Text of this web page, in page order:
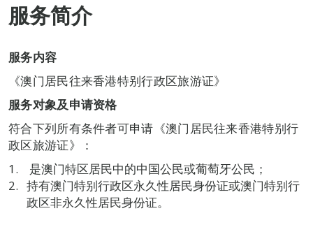
服务简介
服务内容
《澳门居民往来香港特别行政区旅游证》
服务对象及申请资格
符合下列所有条件者可申请《澳门居民往来香港特别行
政区旅游证》：
是澳门特区居民中的中国公民或葡萄牙公民；
持有澳门特别行政区永久性居民身份证或澳门特别行
政区非永久性居民身份证。